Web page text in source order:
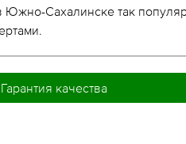
Сахалинске так
Гарантия качества